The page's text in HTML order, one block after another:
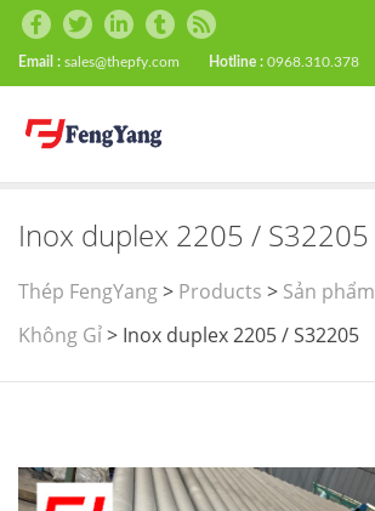
Email : sales@thepfy.com Hotline : 0968.310.378
Inox duplex 2205 / S32205
Thép FengYang> Products > Sản phẩm
Không Gỉ> Inox duplex 2205 / S32205